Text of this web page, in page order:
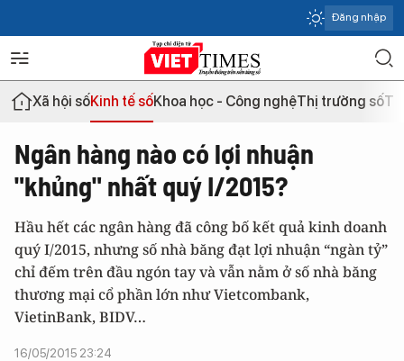
Đăng nhập
Xã hội sốKinh tế sốKhoa học - Công nghệThị trường số
Ngân hàng nào có lợi nhuận
"khủng" nhất quý I/2015?
Hầu hết các ngân hàng đã công bố kết quả kinh doanh
quý I/2015, nhưng số nhà băng đạt lợi nhuận “ngàn tỷ”
chỉ đếm trên đầu ngón tay và vẫn nằm ở số nhà băng
thương mại cổ phần lớn như Vietcombank,
VietinBank, BIDV…
16/05/2015 23:24